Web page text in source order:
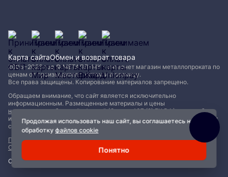
Продолжая использовать наш сайт, вы соглашаетесь на
обработкуфайлов cookie
Понятно
2005−2026 год © МЕТАЛЛ-МК - интернет магазин металлопроката по
ценам от производителя, оптом и в розницу.
Все права защищены. Копирование материалов запрещено.
Обращаем внимание, что сайт является исключительно
информационным. Размещенные материалы и цены
не являются публичной офертой (Статья 437 (2) ГК РФ)и могут быть
изменены без уведомления. Для уточнения наличия, характеристик и
стоимости материалов обращайтесь в офисы продаж.
Политика конфиденциальности|Пользовательское соглашение
Обработка файлов Cookie
Сделано с ❤️
Карта сайтаОбмен и возврат товара